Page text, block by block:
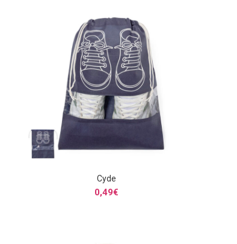
SELECCIONAR OPCIONES
Cyde
0,49€